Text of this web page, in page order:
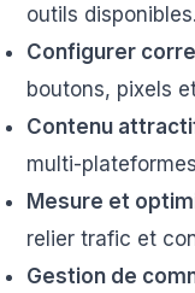
outils disponibles.
Configurer
boutons, pixels
Contenu
multi-
Mesure et
relier trafic et
Gestion de